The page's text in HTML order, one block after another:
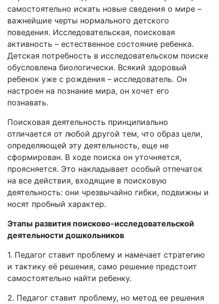
самостоятельно искать новые сведения о мире –
важнейшие черты нормального детского
поведения. Исследовательская, поисковая
активность – естественное состояние ребенка.
Детская потребность в исследовательском поиске
обусловлена биологически. Всякий здоровый
ребенок уже с рождения – исследователь. Он
настроен на познание мира, он хочет его
познавать.
Поисковая деятельность принципиально
отличается от любой другой тем, что образ цели,
определяющей эту деятельность, еще не
сформирован. В ходе поиска он уточняется,
проясняется. Это накладывает особый отпечаток
на все действия, входящие в поисковую
деятельность: они чрезвычайно гибки, подвижны и
носят пробный характер.
Этапы развития поисково-исследовательской
деятельности дошкольников
1. Педагог ставит проблему и намечает стратегию
и тактику её решения, само решение предстоит
самостоятельно найти ребенку.
2. Педагог ставит проблему, но метод ее решения